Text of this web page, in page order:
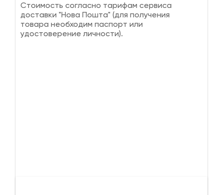
Стоимость согласно тарифам сервиса
доставки "Нова Пошта" (для получения
товара необходим паспорт или
удостоверение личности).